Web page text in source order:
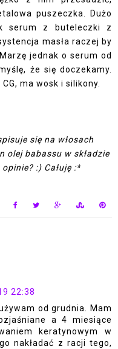
puszeczka. Dużo
serum z buteleczki z
masła raczej by
jednak o serum od
że się doczekamy.
ma wosk i silikony.
się na włosach
olej babassu w składzie
:) Całuję :*
22:38
od grudnia. Mam
a 4 miesiące
keratynowym w
nakładać z racji tego,